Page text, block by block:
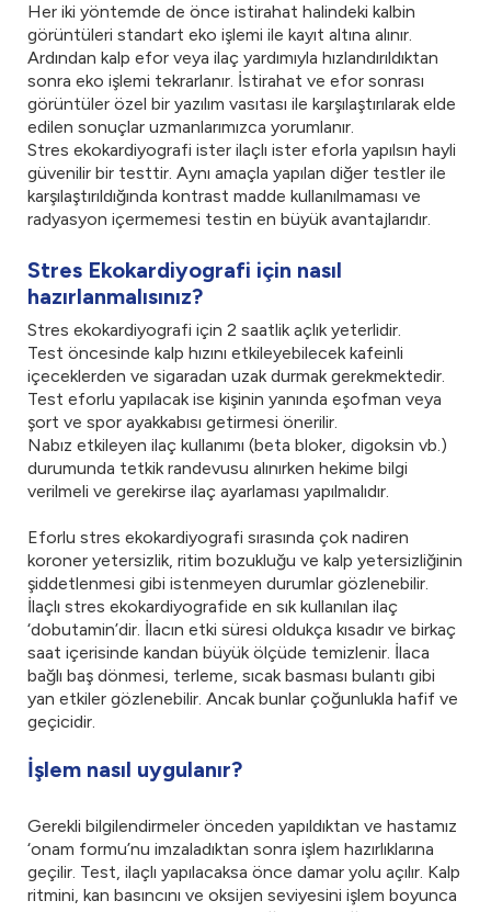
Her iki yöntemde de önce istirahat halindeki kalbin
görüntüleri standart eko işlemi ile kayıt altına alınır.
Ardından kalp efor veya ilaç yardımıyla hızlandırıldıktan
sonra eko işlemi tekrarlanır. İstirahat ve efor sonrası
görüntüler özel bir yazılım vasıtası ile karşılaştırılarak elde
edilen sonuçlar uzmanlarımızca yorumlanır.
Stres ekokardiyografi ister ilaçlı ister eforla yapılsın hayli
güvenilir bir testtir. Aynı amaçla yapılan diğer testler ile
karşılaştırıldığında kontrast madde kullanılmaması ve
radyasyon içermemesi testin en büyük avantajlarıdır.
Stres Ekokardiyografi için nasıl
hazırlanmalısınız?
Stres ekokardiyografi için 2 saatlik açlık yeterlidir.
Test öncesinde kalp hızını etkileyebilecek kafeinli
içeceklerden ve sigaradan uzak durmak gerekmektedir.
Test eforlu yapılacak ise kişinin yanında eşofman veya
şort ve spor ayakkabısı getirmesi önerilir.
Nabız etkileyen ilaç kullanımı (beta bloker, digoksin vb.)
durumunda tetkik randevusu alınırken hekime bilgi
verilmeli ve gerekirse ilaç ayarlaması yapılmalıdır.
Eforlu stres ekokardiyografi sırasında çok nadiren
koroner yetersizlik, ritim bozukluğu ve kalp yetersizliğinin
şiddetlenmesi gibi istenmeyen durumlar gözlenebilir.
İlaçlı stres ekokardiyografide en sık kullanılan ilaç
‘dobutamin’dir. İlacın etki süresi oldukça kısadır ve birkaç
saat içerisinde kandan büyük ölçüde temizlenir. İlaca
bağlı baş dönmesi, terleme, sıcak basması bulantı gibi
yan etkiler gözlenebilir. Ancak bunlar çoğunlukla hafif ve
geçicidir.
İşlem nasıl uygulanır?
Gerekli bilgilendirmeler önceden yapıldıktan ve hastamız
‘onam formu’nu imzaladıktan sonra işlem hazırlıklarına
geçilir. Test, ilaçlı yapılacaksa önce damar yolu açılır. Kalp
ritmini, kan basıncını ve oksijen seviyesini işlem boyunca